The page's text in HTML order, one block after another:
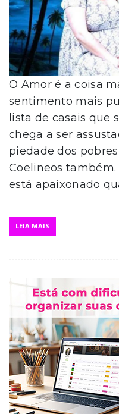
O Amor é a coisa
sentimento mais
lista de casais que
chega a ser
piedade dos
Coelineos também.
está apaixonado
LEIA MAIS